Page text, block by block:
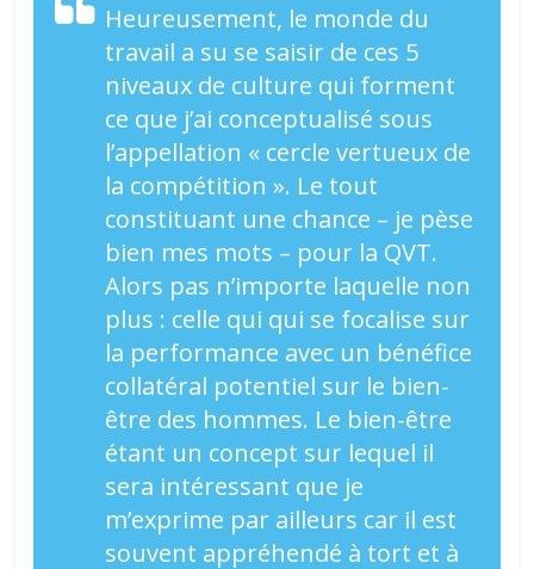
Heureusement, le monde du
travail a su se saisir de ces 5
niveaux de culture qui forment
ce que j’ai conceptualisé sous
l’appellation « cercle vertueux de
la compétition ». Le tout
constituant une chance – je pèse
bien mes mots – pour la QVT.
Alors pas n’importe laquelle non
plus : celle qui qui se focalise sur
la performance avec un bénéfice
collatéral potentiel sur le bien-
être des hommes. Le bien-être
étant un concept sur lequel il
sera intéressant que je
m’exprime par ailleurs car il est
souvent appréhendé à tort et à